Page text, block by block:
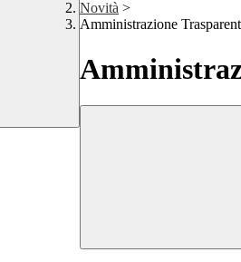
Novità >
Amministrazione